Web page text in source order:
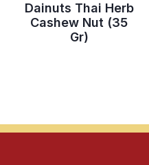
Dainuts Thai Herb
Cashew Nut (35
Gr)